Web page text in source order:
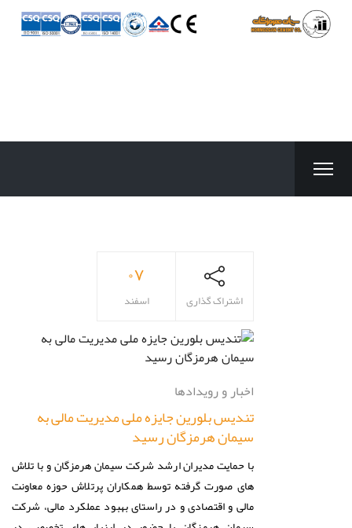
۰۷
اسفند اشتراک گذاری
اخبار و رویدادها
تندیس بلورین جایزه ملی مدیریت مالی به
سیمان هرمزگان رسید
با حمایت مدیران ارشد شرکت سیمان هرمزگان و با تلاش
های صورت گرفته توسط همکاران پرتلاش حوزه معاونت
مالی و اقتصادی و در راستای بهبود عملکرد مالی، شرکت